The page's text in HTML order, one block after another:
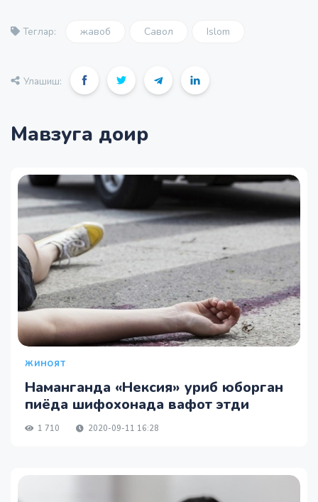
Теглар: жавоб Савол Islom
Улашиш:
Мавзуга доир
ЖИНОЯТ
Наманганда «Нексия» уриб юборган
пиёда шифохонада вафот этди
1 710 2020-09-11 16:28